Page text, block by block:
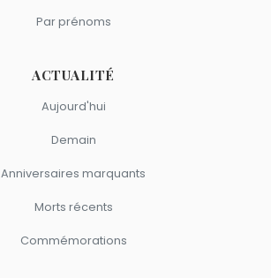
Par prénoms
ACTUALITÉ
Aujourd'hui
Demain
Anniversaires marquants
Morts récents
Commémorations